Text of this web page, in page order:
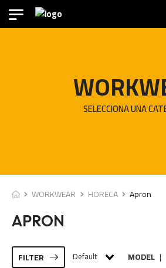
SELECCIONA UNA
WORKWEAR HORECA Apron
APRON
FILTER Default MODEL |